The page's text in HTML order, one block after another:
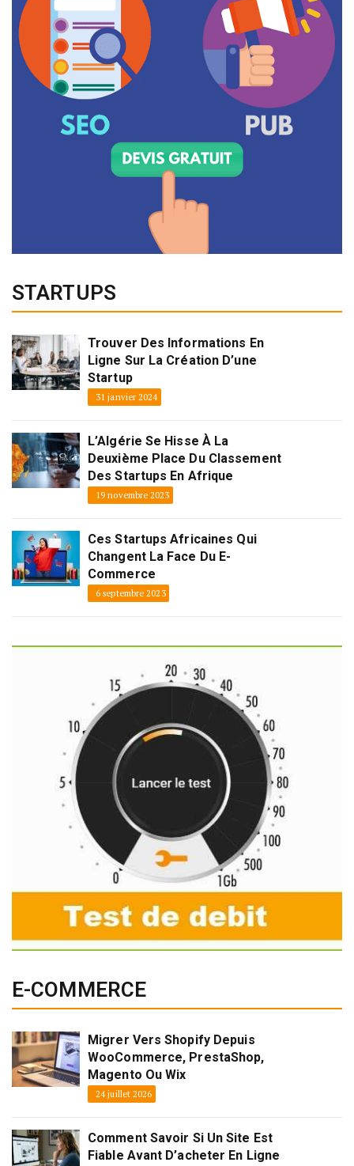
STARTUPS
Trouver Des Informations En
Ligne Sur La Création D’une
Startup
31 janvier 2024
L’Algérie Se Hisse À La
Deuxième Place Du Classement
Des Startups En Afrique
19 novembre 2023
Ces Startups Africaines Qui
Changent La Face Du E-
Commerce
6 septembre 2023
E-COMMERCE
Migrer Vers Shopify Depuis
WooCommerce, PrestaShop,
Magento Ou Wix
24 juillet 2026
Comment Savoir Si Un Site Est
Fiable Avant D’acheter En Ligne